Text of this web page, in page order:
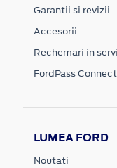
Garantii si revizii
Accesorii
Rechemari in
FordPass Connect
LUMEA FORD
Noutati